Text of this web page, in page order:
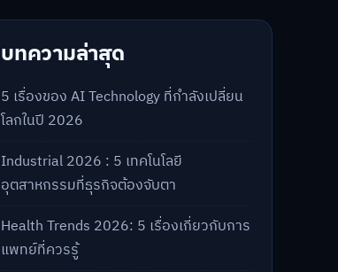
บทความล่าสุด
5 เรื่องของ AI Technology ที่กำลังเปลี่ยน
โลกในปี 2026
Industrial 2026 : 5 เทคโนโลยี
อุตสาหกรรมที่ธุรกิจต้องจับตา
Health Trends 2026: 5 เรื่องเกี่ยวกับการ
แพทย์ที่ควรรู้